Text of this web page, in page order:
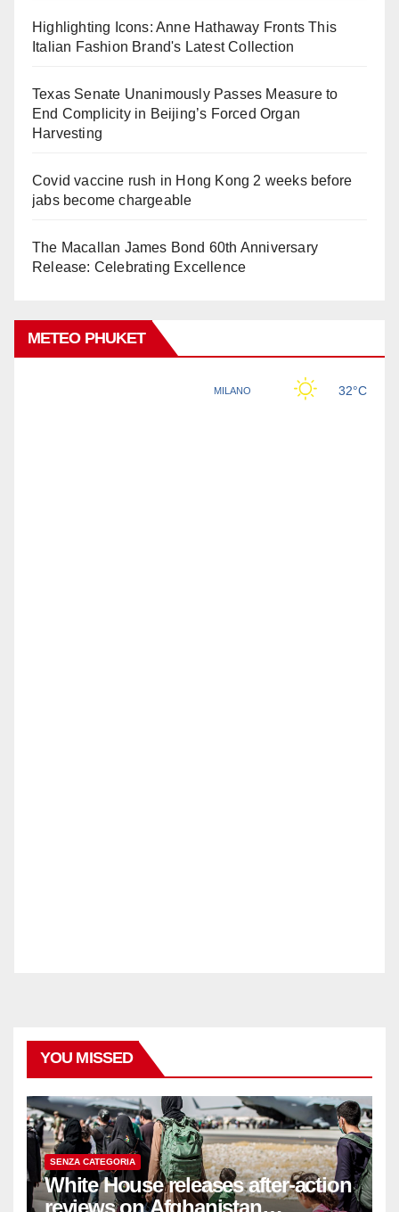
Highlighting Icons: Anne Hathaway Fronts This
Italian Fashion Brand's Latest Collection
Texas Senate Unanimously Passes Measure to
End Complicity in Beijing’s Forced Organ
Harvesting
Covid vaccine rush in Hong Kong 2 weeks before
jabs become chargeable
The Macallan James Bond 60th Anniversary
Release: Celebrating Excellence
METEO PHUKET
YOU MISSED
SENZA CATEGORIA
White House releases after-action
reviews on Afghanistan